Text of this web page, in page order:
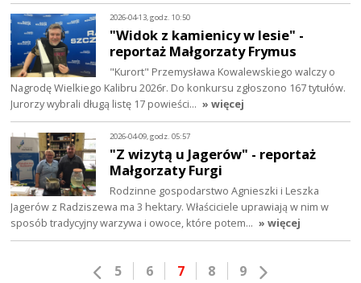
2026-04-13, godz. 10:50
"Widok z kamienicy w lesie" -
reportaż Małgorzaty Frymus
"Kurort" Przemysława Kowalewskiego walczy o
Nagrodę Wielkiego Kalibru 2026r. Do konkursu zgłoszono 167 tytułów.
Jurorzy wybrali długą listę 17 powieści… » więcej
2026-04-09, godz. 05:57
"Z wizytą u Jagerów" - reportaż
Małgorzaty Furgi
Rodzinne gospodarstwo Agnieszki i Leszka
Jagerów z Radziszewa ma 3 hektary. Właściciele uprawiają w nim w
sposób tradycyjny warzywa i owoce, które potem… » więcej
5 6 7 8 9